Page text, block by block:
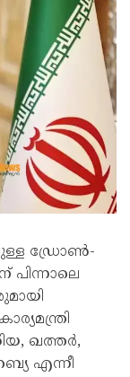
ഡ്രോൺ-
ഖത്തർ,
എന്നീ